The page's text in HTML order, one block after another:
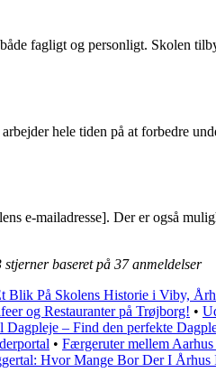
fagligt og personligt. Skolen
hele tiden på at forbedre
e-mailadresse]. Der er også
stjerner baseret på 37anmeldelser
Blik På Skolens Historie i Viby,
og Restauranter på Trøjborg! •
Dagpleje – Find den perfekte
• Færgeruter mellem
Hvor Mange Bor Der I Århus